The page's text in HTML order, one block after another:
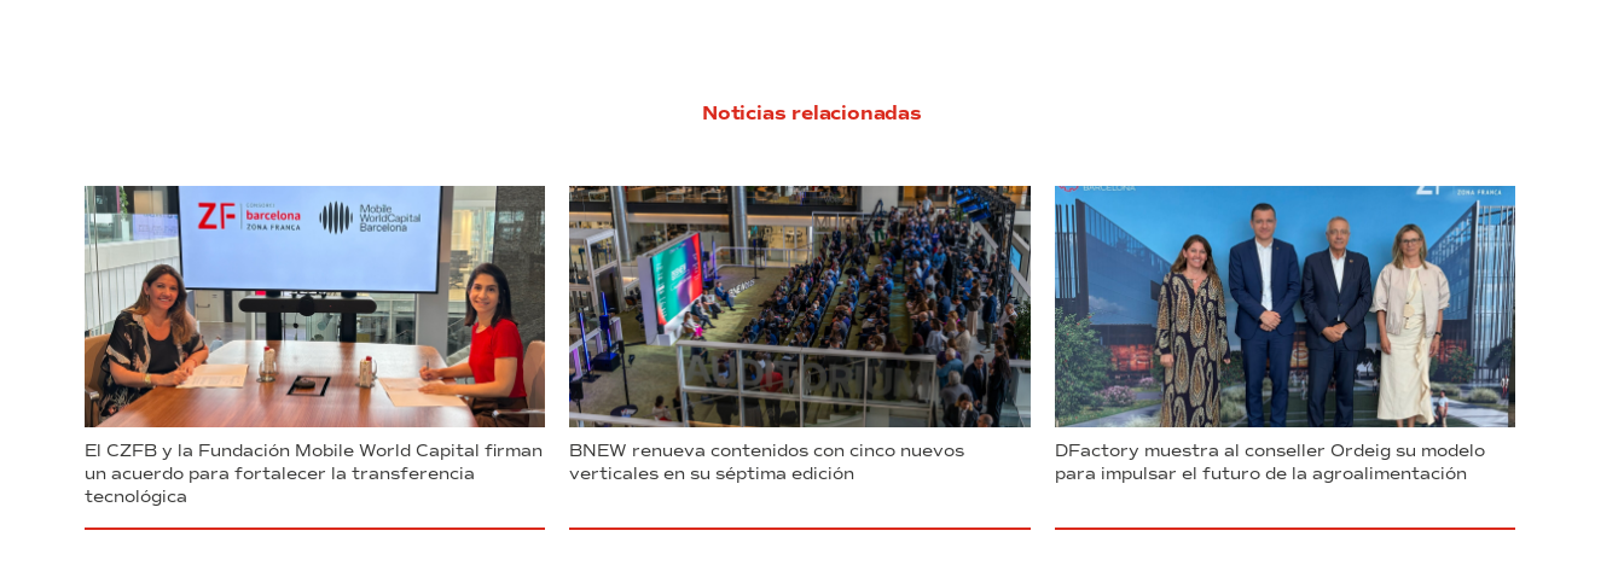
Noticias relacionadas
El CZFB y la Fundación Mobile World Capital firman
un acuerdo para fortalecer la transferencia
tecnológica
BNEW renueva contenidos con cinco nuevos
verticales en su séptima edición
DFactory muestra al conseller Ordeig su modelo
para impulsar el futuro de la agroalimentación